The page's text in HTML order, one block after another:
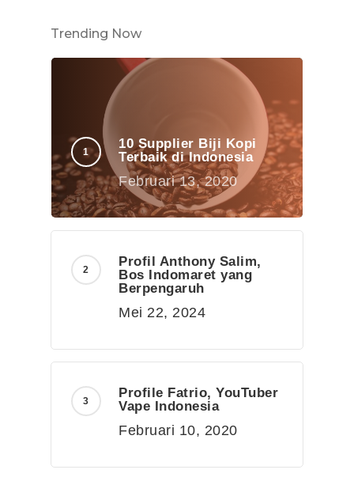
Trending Now
10 Supplier Biji Kopi
Terbaik di Indonesia
Februari 13, 2020
Profil Anthony Salim,
Bos Indomaret yang
Berpengaruh
Mei 22, 2024
Profile Fatrio, YouTuber
Vape Indonesia
Februari 10, 2020